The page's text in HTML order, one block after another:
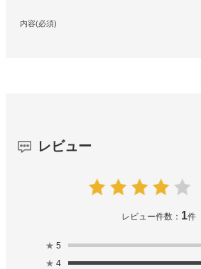
内容(必須)
レビュー
レビュー件数： 1件
★ 5
★ 4